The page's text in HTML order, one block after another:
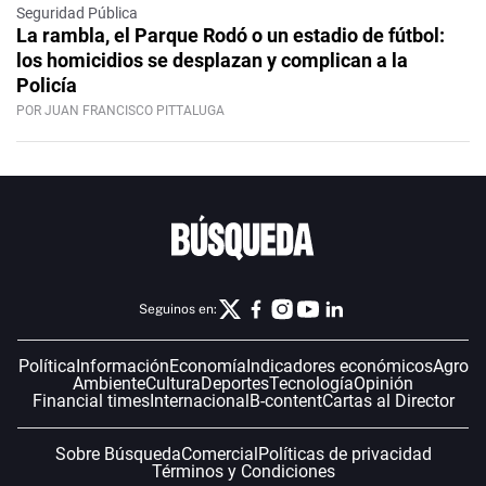
Seguridad Pública
La rambla, el Parque Rodó o un estadio de fútbol:
los homicidios se desplazan y complican a la
Policía
POR JUAN FRANCISCO PITTALUGA
Seguinos en:
PolíticaInformaciónEconomíaIndicadores económicosAgro
AmbienteCulturaDeportesTecnologíaOpinión
Financial timesInternacionalB-contentCartas al Director
Sobre BúsquedaComercialPolíticas de privacidad
Términos y Condiciones